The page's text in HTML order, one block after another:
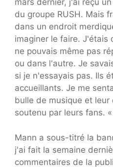
mars dernier, j'ai reçu
du groupe RUSH. Mais
dans un endroit
imaginer le faire. J'étais
ne pouvais même pas
ou dans l'autre. Je
si je n'essayais pas. Ils
accueillants. Je me
bulle de musique et
soutenu par leurs fans. «
Mann a sous-titré la
j'ai fait la semaine
commentaires de la